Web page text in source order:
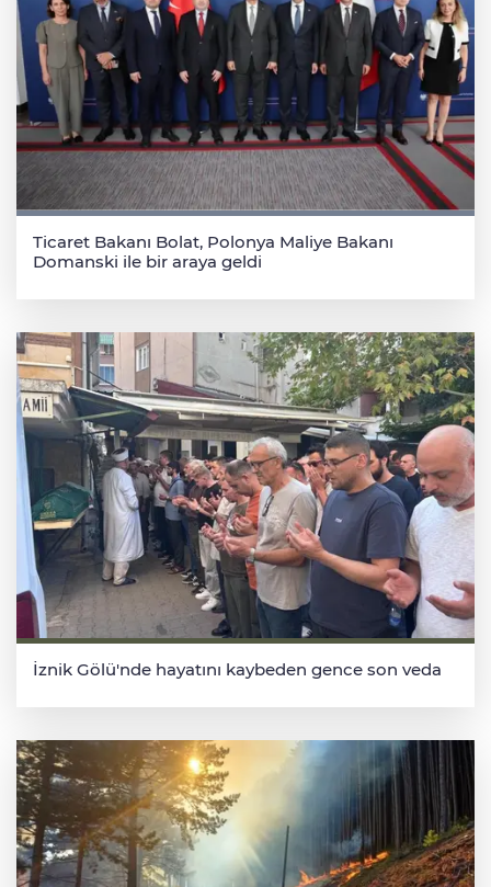
Ticaret Bakanı Bolat, Polonya Maliye Bakanı
Domanski ile bir araya geldi
İznik Gölü'nde hayatını kaybeden gence son veda